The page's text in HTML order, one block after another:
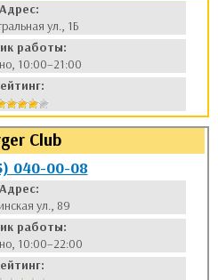
Адрес:
ул., 1Б
работы:
10:00–21:00
Club
040-00-08
Адрес:
ул., 89
работы:
10:00–22:00